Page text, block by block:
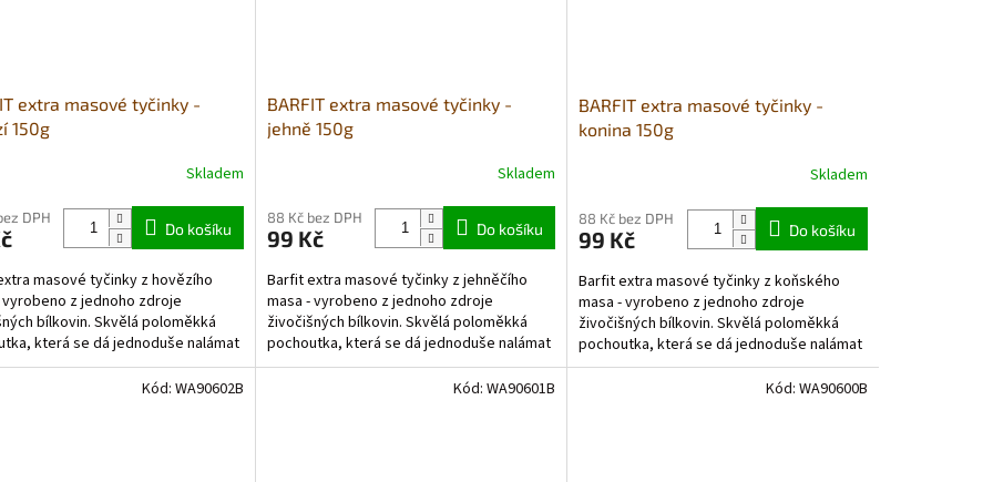
extra masové tyčinky -
150g
Skladem
DPH
Do košíku
masové tyčinky z hovězího
vyrobeno z jednoho zdroje
bílkovin. Skvělá poloměkká
která se dá jednoduše nalámat
také jako...
BARFIT extra masové tyčinky -
jehně 150g
Skladem
88 Kč bez DPH
99 Kč Do košíku
Barfit extra masové tyčinky z jehněčího
masa - vyrobeno z jednoho zdroje
živočišných bílkovin. Skvělá poloměkká
pochoutka, která se dá jednoduše nalámat
a použít také jako...
BARFIT extra masové tyčinky -
konina 150g
Skladem
88 Kč bez DPH
99 Kč Do košíku
Barfit extra masové tyčinky z koňského
masa - vyrobeno z jednoho zdroje
živočišných bílkovin. Skvělá poloměkká
pochoutka, která se dá jednoduše nalámat
a...
Kód: WA90602B Kód: WA90601B Kód: WA90600B